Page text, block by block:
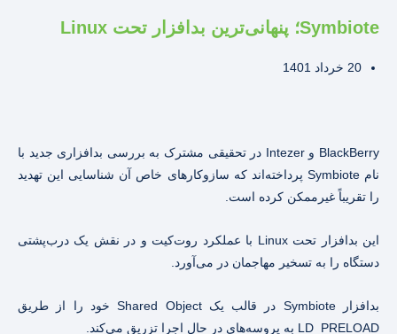
Symbiote؛ پنهانی‌ترین بدافزار تحت Linux
20 خرداد 1401
BlackBerry و Intezer در تحقیقی مشترک به بررسی بدافزاری جدید با
نام Symbiote پرداخته‌اند که سازوکارهای خاص آن شناسایی این تهدید
را تقریباً غیرممکن کرده است.
این بدافزار تحت Linux با عملکرد روت‌کیت و در نقش یک درب‌پشتی
دستگاه را به تسخیر مهاجمان در می‌آورد.
بدافزار Symbiote در قالب یک Shared Object خود را از طریق
LD_PRELOAD به پروسه‌های در حال اجرا تزریق می‌کند.